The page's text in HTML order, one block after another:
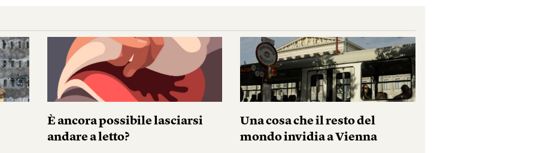
È ancora possibile lasciarsi
andare a letto?
Una cosa che il resto del
mondo invidia a Vienna